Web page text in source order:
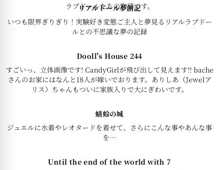
ラブドールたちの物語です。
リアルドール夢創記
いつも限界ぎりぎり！実験好き変態ご主人と夢見るリアルラブドー
ルとの不思議な夢の記録
Dooll's House 244
すごいっ、立体画像です! CandyGirlが飛び出して見えます!! bache
さんのお家にはなんと18人が嫁いでおります。ありしあ（Jewelア
リス）ちゃんもついに家族入りで大にぎわいです。
蜻蛉の城
ジュエルに水着やレオタードを着せて、さらにこんな事やあんな事
を…
Until the end of the world with 7